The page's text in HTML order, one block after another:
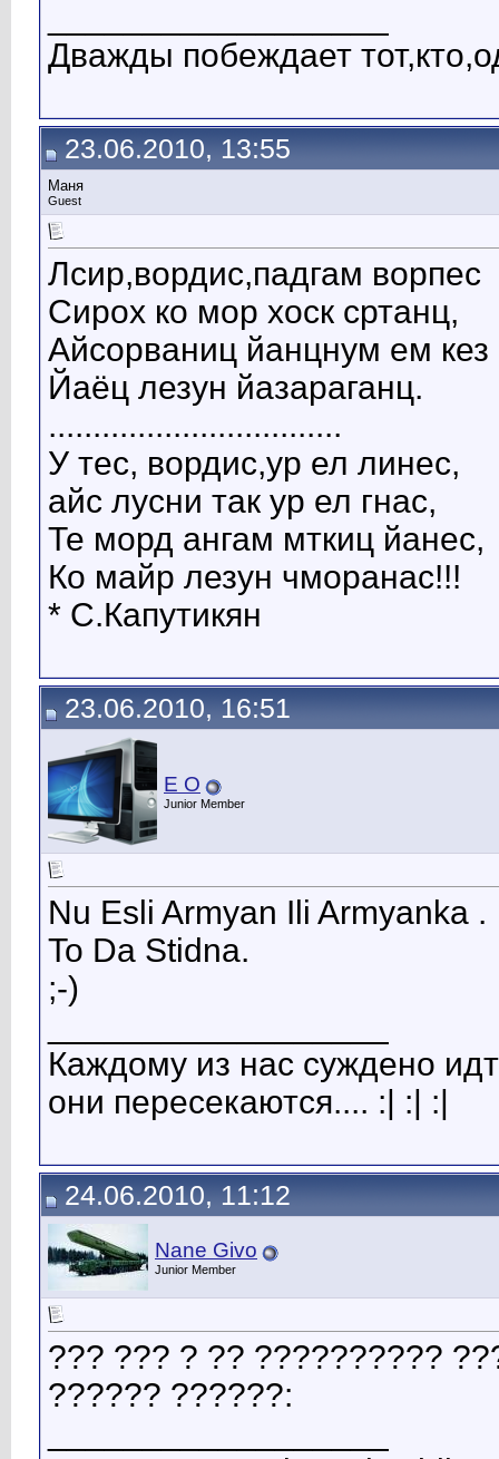
Дважды побеждает
23.06.2010, 13:55
Маня
Guest
Лсир,вордис,падгам ворпес
Сирох ко мор хоск сртанц,
Айсорваниц йанцнум ем кез
Йаёц лезун йазараганц.
.................................
У тес, вордис,ур ел линес,
айс лусни так ур ел гнас,
Те морд ангам мткиц йанес,
Ко майр лезун чморанас!!!
* С.Капутикян
23.06.2010, 16:51
E O
Junior Member
Nu Esli Armyan Ili Armyanka .
To Da Stidna.
;-)
Каждому из нас суждено
они пересекаются.... :| :| :|
24.06.2010, 11:12
Nane Givo
Junior Member
??? ??? ? ?? ??????????
?????? ??????: